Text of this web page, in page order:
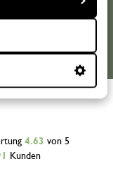
4.63 von 5
Kunden